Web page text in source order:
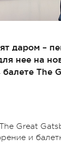
даром –
нее на
The
Great
и